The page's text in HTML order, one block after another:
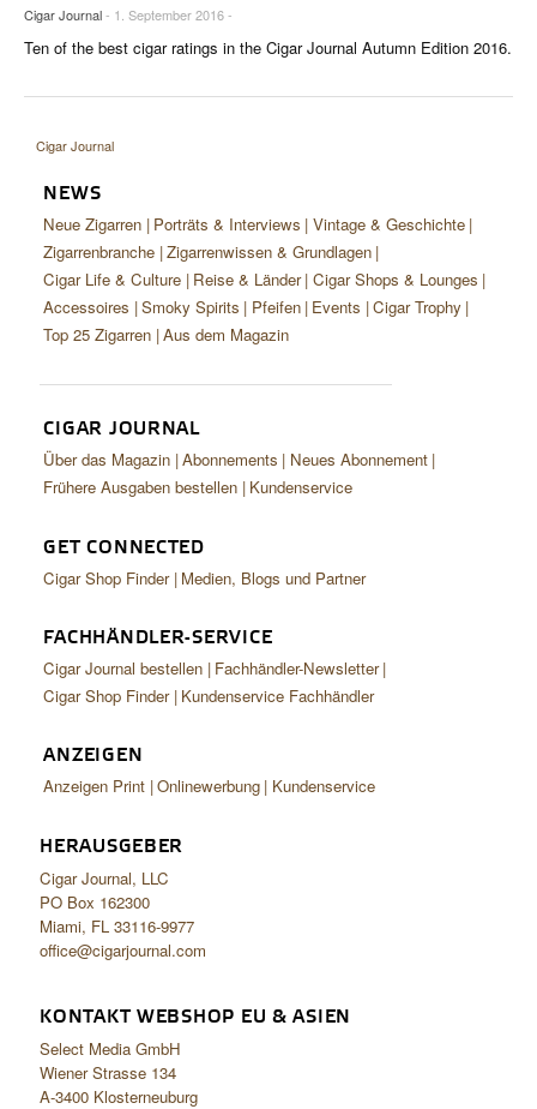
Cigar Journal- 1. September 2016 -
Ten of the best cigar ratings in the Cigar Journal Autumn Edition 2016.
Cigar Journal
NEWS
Neue Zigarren Porträts & Interviews Vintage & Geschichte
Zigarrenbranche Zigarrenwissen & Grundlagen
Cigar Life & Culture Reise & Länder Cigar Shops & Lounges
Accessoires Smoky Spirits Pfeifen Events Cigar Trophy
Top 25 Zigarren Aus dem Magazin
CIGAR JOURNAL
Über das Magazin Abonnements
Neues Abonnement
Frühere Ausgaben bestellen Kundenservice
GET CONNECTED
Cigar Shop Finder Medien, Blogs und Partner
FACHHÄNDLER-SERVICE
Cigar Journal bestellen Fachhändler-Newsletter
Cigar Shop Finder Kundenservice Fachhändler
ANZEIGEN
Anzeigen Print Onlinewerbung Kundenservice
HERAUSGEBER
Cigar Journal, LLC
PO Box 162300
Miami, FL 33116-9977
office@cigarjournal.com
KONTAKT WEBSHOP EU & ASIEN
Select Media GmbH
Wiener Strasse 134
A-3400 Klosterneuburg